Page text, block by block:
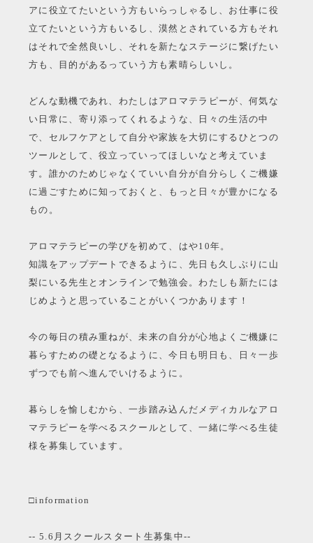
アに役立てたいという方もいらっしゃるし、お仕事に役
立てたいという方もいるし、漠然とされている方もそれ
はそれで全然良いし、それを新たなステージに繋げたい
方も、目的があるっていう方も素晴らしいし。
どんな動機であれ、わたしはアロマテラピーが、何気な
い日常に、寄り添ってくれるような、日々の生活の中
で、セルフケアとして自分や家族を大切にするひとつの
ツールとして、役立っていってほしいなと考えていま
す。誰かのためじゃなくていい自分が自分らしくご機嫌
に過ごすために知っておくと、もっと日々が豊かになる
もの。
アロマテラピーの学びを初めて、はや10年。
知識をアップデートできるように、先日も久しぶりに山
梨にいる先生とオンラインで勉強会。わたしも新たには
じめようと思っていることがいくつかあります！
今の毎日の積み重ねが、未来の自分が心地よくご機嫌に
暮らすための礎となるように、今日も明日も、日々一歩
ずつでも前へ進んでいけるように。
暮らしを愉しむから、一歩踏み込んだメディカルなアロ
マテラピーを学べるスクールとして、一緒に学べる生徒
様を募集しています。
□information
-- 5.6月スクールスタート生募集中--